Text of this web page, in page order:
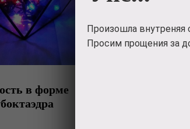
в форме
Произошла внутреняя
Просим прощения за